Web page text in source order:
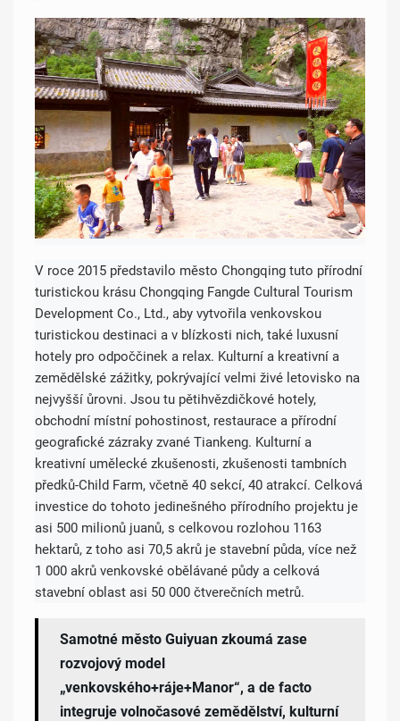
V roce 2015 představilo město Chongqing tuto přírodní
turistickou krásu Chongqing Fangde Cultural Tourism
Development Co., Ltd., aby vytvořila venkovskou
turistickou destinaci a v blízkosti nich, také luxusní
hotely pro odpoččinek a relax. Kulturní a kreativní a
zemědělské zážitky, pokrývající velmi živé letovisko na
nejvyšší ůrovni. Jsou tu pětihvězdičkové hotely,
obchodní místní pohostinost, restaurace a přírodní
geografické zázraky zvané Tiankeng. Kulturní a
kreativní umělecké zkušenosti, zkušenosti tambních
předků-Child Farm, včetně 40 sekcí, 40 atrakcí. Celková
investice do tohoto jedinešného přírodního projektu je
asi 500 milionů juanů, s celkovou rozlohou 1163
hektarů, z toho asi 70,5 akrů je stavební půda, více než
1 000 akrů venkovské obělávané půdy a celková
stavební oblast asi 50 000 čtverečních metrů.
Samotné město Guiyuan zkoumá zase
rozvojový model
„venkovského+ráje+Manor“, a de facto
integruje volnočasové zemědělství, kulturní